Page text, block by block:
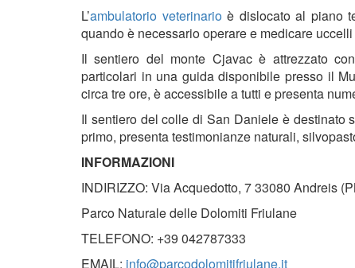
L’ambulatorio veterinarioè dislocato al piano
quando è necessario operare e medicare
Il sentiero del monte Cjavac è attrezzato
particolari in una guida disponibile presso il
circa tre ore, è accessibile a tutti e presenta
Il sentiero del colle di San Daniele è destinato
primo, presenta testimonianze naturali,
INFORMAZIONI
INDIRIZZO: Via Acquedotto, 7 33080 Andreis
Parco Naturale delle Dolomiti Friulane
TELEFONO: +39 042787333
EMAIL: info@parcodolomitifriulane.it